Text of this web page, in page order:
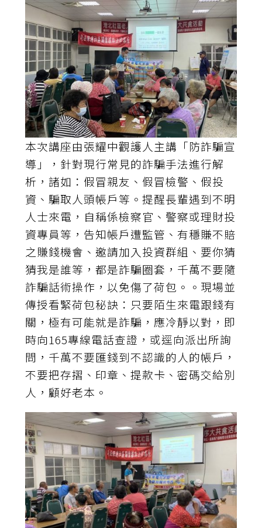
本次講座由張耀中觀護人主講「防詐騙宣
導」，針對現行常見的詐騙手法進行解
析，諸如：假冒親友、假冒檢警、假投
資、騙取人頭帳戶等。提醒長輩遇到不明
人士來電，自稱係檢察官、警察或理財投
資專員等，告知帳戶遭監管、有穩賺不賠
之賺錢機會、邀請加入投資群組、要你猜
猜我是誰等，都是詐騙圈套，千萬不要隨
詐騙話術操作，以免傷了荷包。。現場並
傳授看緊荷包秘訣：只要陌生來電跟錢有
關，極有可能就是詐騙，應冷靜以對，即
時向165專線電話查證，或逕向派出所詢
問，千萬不要匯錢到不認識的人的帳戶，
不要把存摺、印章、提款卡、密碼交給別
人，顧好老本。